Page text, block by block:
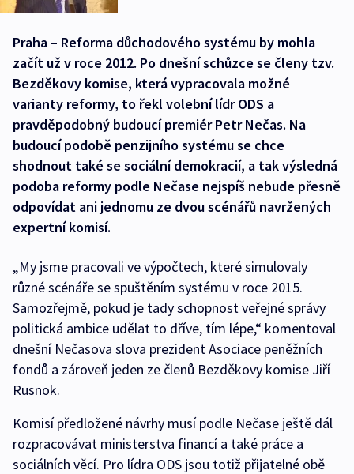
Praha – Reforma důchodového systému by mohla
začít už v roce 2012. Po dnešní schůzce se členy tzv.
Bezděkovy komise, která vypracovala možné
varianty reformy, to řekl volební lídr ODS a
pravděpodobný budoucí premiér Petr Nečas. Na
budoucí podobě penzijního systému se chce
shodnout také se sociální demokracií, a tak výsledná
podoba reformy podle Nečase nejspíš nebude přesně
odpovídat ani jednomu ze dvou scénářů navržených
expertní komisí.
„My jsme pracovali ve výpočtech, které simulovaly
různé scénáře se spuštěním systému v roce 2015.
Samozřejmě, pokud je tady schopnost veřejné správy
politická ambice udělat to dříve, tím lépe,“ komentoval
dnešní Nečasova slova prezident Asociace peněžních
fondů a zároveň jeden ze členů Bezděkovy komise Jiří
Rusnok.
Komisí předložené návrhy musí podle Nečase ještě dál
rozpracovávat ministerstva financí a také práce a
sociálních věcí. Pro lídra ODS jsou totiž přijatelné obě